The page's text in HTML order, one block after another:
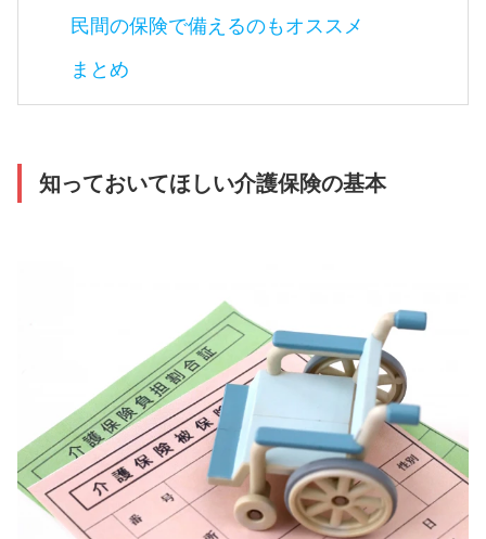
民間の保険で備えるのもオススメ
まとめ
知っておいてほしい介護保険の基本